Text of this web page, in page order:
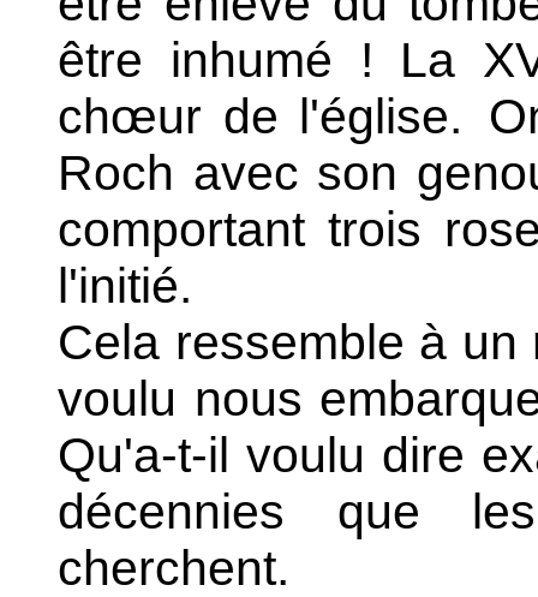
être inhumé ! La
chœur de l'église.
Roch avec son
comportant trois
l'initié.
Cela ressemble à un
voulu nous
Qu'a-t-il voulu dire
décennies que
cherchent.